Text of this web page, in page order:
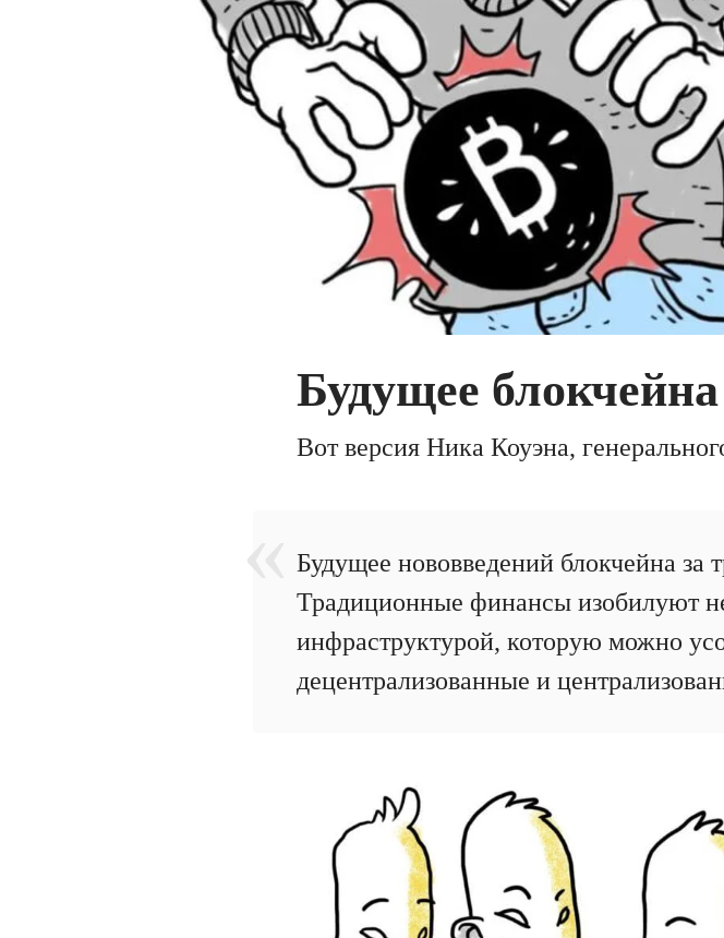
Будущее
Вот версия Ника Коуэна,
Будущее нововведений блокчейна за
Традиционные финансы изобилуют
инфраструктурой, которую можно
децентрализованные и